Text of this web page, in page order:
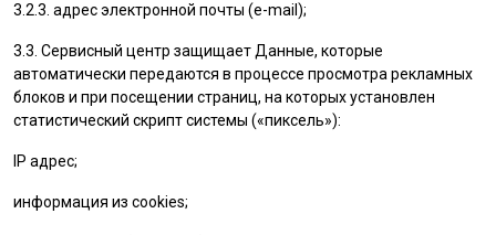
3.2.3. адрес электронной почты (e-mail);
3.3. Сервисный центр защищает Данные, которые
автоматически передаются в процессе просмотра рекламных
блоков и при посещении страниц, на которых установлен
статистический скрипт системы («пиксель»):
IP адрес;
информация из cookies;